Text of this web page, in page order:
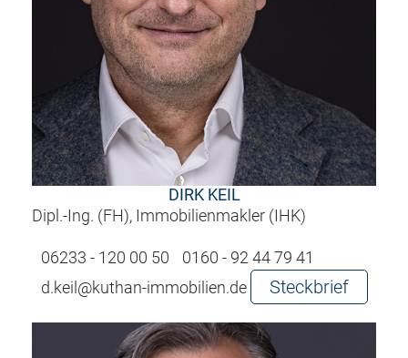
DIRK KEIL
Dipl.-Ing. (FH), Immobilienmakler (IHK)
06233 - 120 00 50
0160 - 92 44 79 41
d.keil@kuthan-immobilien.de
Steckbrief